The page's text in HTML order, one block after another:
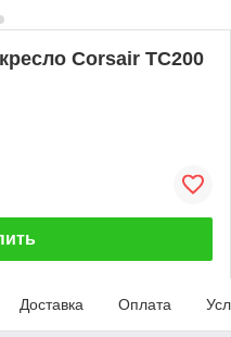
Corsair TC200
Доставка Оплата